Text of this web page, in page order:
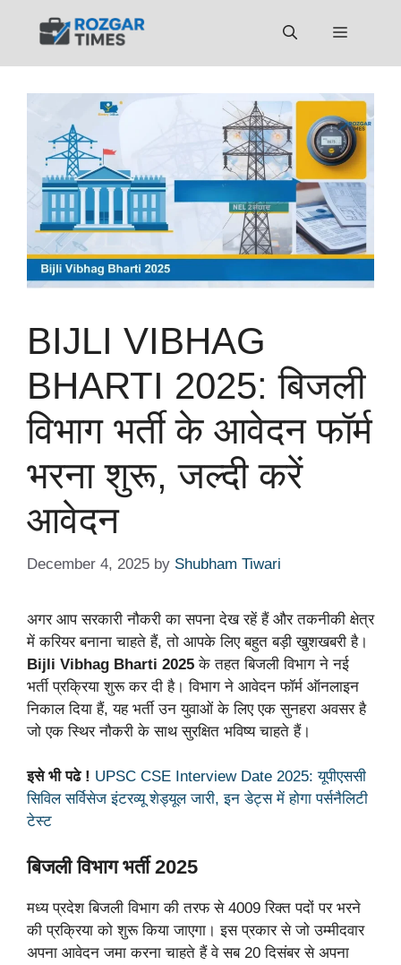
Menu
BIJLI VIBHAG
BHARTI 2025: बिजली
विभाग भर्ती के आवेदन फॉर्म
भरना शुरू, जल्दी करें
आवेदन
December 4, 2025 by Shubham Tiwari
अगर आप सरकारी नौकरी का सपना देख रहें हैं और तकनीकी क्षेत्र
में करियर बनाना चाहते हैं, तो आपके लिए बहुत बड़ी खुशखबरी है।
Bijli Vibhag Bharti 2025 के तहत बिजली विभाग ने नई
भर्ती प्रक्रिया शुरू कर दी है। विभाग ने आवेदन फॉर्म ऑनलाइन
निकाल दिया हैं, यह भर्ती उन युवाओं के लिए एक सुनहरा अवसर है
जो एक स्थिर नौकरी के साथ सुरक्षित भविष्य चाहते हैं।
इसे भी पढे ! UPSC CSE Interview Date 2025: यूपीएससी
सिविल सर्विसेज इंटरव्यू शेड्यूल जारी, इन डेट्स में होगा पर्सनैलिटी
टेस्ट
बिजली विभाग भर्ती 2025
मध्य प्रदेश बिजली विभाग की तरफ से 4009 रिक्त पदों पर भरने
की प्रक्रिया को शुरू किया जाएगा। इस प्रकार से जो उम्मीदवार
अपना आवेदन जमा करना चाहते हैं वे सब 20 दिसंबर से अपना